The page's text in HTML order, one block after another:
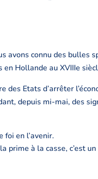
avons connu des bulles
Hollande au XVIIIe
des Etats d’arrêter
depuis mi-mai, des
foi en l’avenir.
à la casse, c’est